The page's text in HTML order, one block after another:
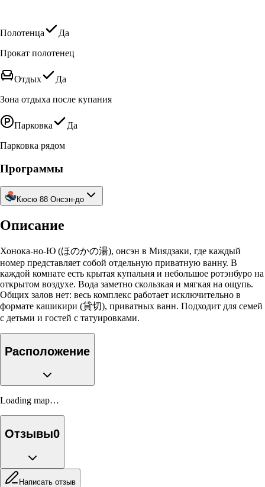
Полотенца
Да
Прокат полотенец
Отдых
Да
Зона отдыха после купания
Парковка
Да
Парковка рядом
Программы
Кюсю 88 Онсэн-до
Описание
Хонока-но-Ю (ほのかの湯), онсэн в Миядзаки, где каждый
номер представляет собой отдельную приватную ванну. В
каждой комнате есть крытая купальня и небольшое ротэнбуро на
открытом воздухе. Вода заметно скользкая и мягкая на ощупь.
Общих залов нет: весь комплекс работает исключительно в
формате кашикири (貸切), приватных ванн. Подходит для семей
с детьми и гостей с татуировками.
Расположение
Loading map…
Отзывы0
Написать отзыв